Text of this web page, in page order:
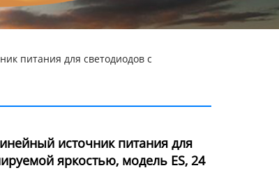
питания для светодиодов с
источник питания для
яркостью, модель ES, 24